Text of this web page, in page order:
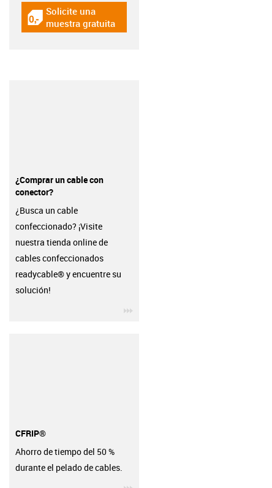
igus-icon-gratismuster
Solicite una
muestra gratuita
¿Comprar un cable con
conector?
¿Busca un cable
confeccionado? ¡Visite
nuestra tienda online de
cables confeccionados
readycable® y encuentre su
solución!
CFRIP®
Ahorro de tiempo del 50 %
durante el pelado de cables.